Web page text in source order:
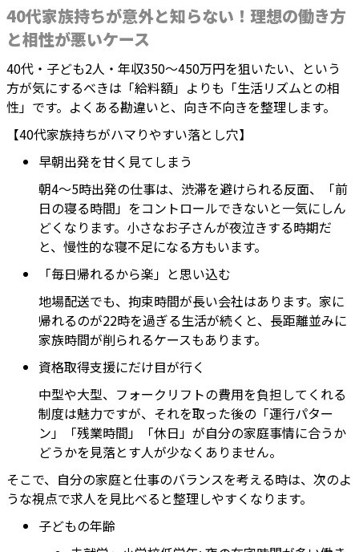
40代家族持ちが意外と知らない！理想の働き方
と相性が悪いケース
40代・子ども2人・年収350〜450万円を狙いたい、という
方が気にするべきは「給料額」よりも「生活リズムとの相
性」です。よくある勘違いと、向き不向きを整理します。
【40代家族持ちがハマりやすい落とし穴】
早朝出発を甘く見てしまう
朝4〜5時出発の仕事は、渋滞を避けられる反面、「前
日の寝る時間」をコントロールできないと一気にしん
どくなります。小さなお子さんが夜泣きする時期だ
と、慢性的な寝不足になる方もいます。
「毎日帰れるから楽」と思い込む
地場配送でも、拘束時間が長い会社はあります。家に
帰れるのが22時を過ぎる生活が続くと、長距離並みに
家族時間が削られるケースもあります。
資格取得支援にだけ目が行く
中型や大型、フォークリフトの費用を負担してくれる
制度は魅力ですが、それを取った後の「運行パター
ン」「残業時間」「休日」が自分の家庭事情に合うか
どうかを見落とす人が少なくありません。
そこで、自分の家庭と仕事のバランスを考える時は、次のよ
うな視点で求人を見比べると整理しやすくなります。
子どもの年齢